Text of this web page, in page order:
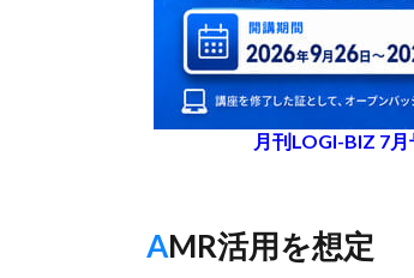
月刊LOGI-BIZ 7
AMR活用を想定